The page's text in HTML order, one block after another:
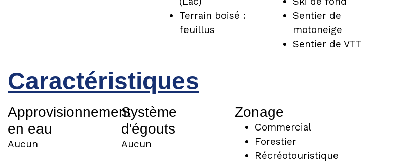
Terrain boisé :
feuillus
Sentier de
motoneige
Sentier de VTT
Caractéristiques
Approvisionnement
en eau
Aucun
Système
d'égouts
Aucun
Zonage
Commercial
Forestier
Récréotouristique